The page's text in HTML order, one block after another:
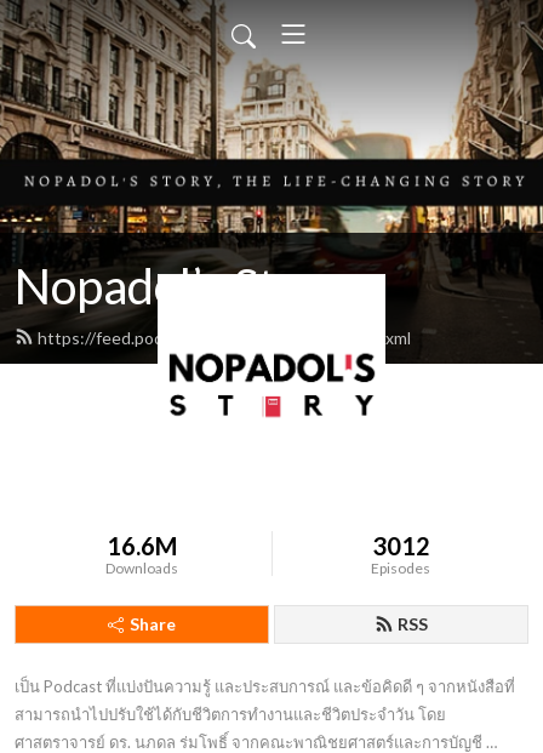
Nopadol’s Story
https://feed.podbean.com/nopadolstory/feed.xml
16.6M
Downloads
3012
Episodes
Share RSS
เป็น Podcast ที่แบ่งปันความรู้ และประสบการณ์ และข้อคิดดี ๆ จากหนังสือที่
สามารถนำไปปรับใช้ได้กับชีวิตการทำงานและชีวิตประจำวัน โดย
ศาสตราจารย์ ดร. นภดล ร่มโพธิ์ จากคณะพาณิชยศาสตร์และการบัญชี